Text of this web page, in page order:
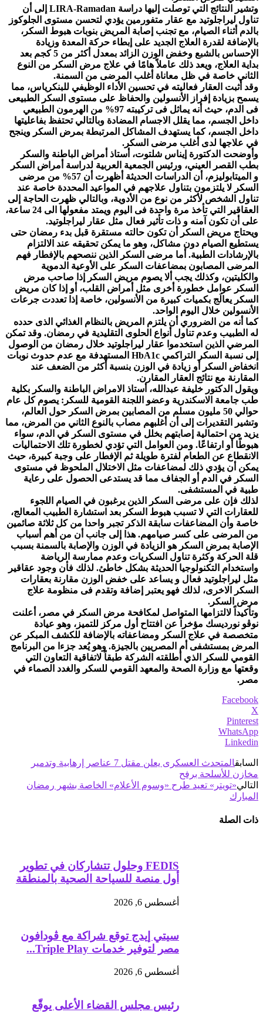
وتشير النتائج التي توصلت إليها دراسة LIRA-Ramadan إلى أن
تناول ليراجلوتيد مع عقار متفورمين يؤدي لتحسن مستوى الجلوكوز
بالدم أثناء الصيام، مع تجنب إصابة المريض بنوبات هبوط السكر،
بالإضافة لقدرة العلاج الجديد على إبطاء حركة المعدة وزيادة
الإحساس بالشبع وخفض الوزن الزائد بمعدل أكثر من 5 كجم بعد
بداية العلاج، ويعد ذلك عاملاً هامًا في علاج مرض السكر من النوع
الثاني خاصة في ظل معاناة أغلب المرضى من السمنة.
وقد أثبت العقار فعاليته في تحسين الأداء الوظيفي للبنكرياس، مما
يسمح بزيادة إفراز الأنسولين والحفاظ على مستوى السكر الطبيعى
فى الدم، حيث أنه يماثل فى تركيبته 97% من الهرمون الطبيعي
داخل الجسم، مما يقلل الاجسام المضادة وبالتالي تحتفظ بفاعليتها
داخل الجسم، كما يستهدف المشاكل المرتبطة بمرض السكر وينجح
في علاجها لدى أغلب مرضى السكر.
وأوضحت الدكتورة إيناس شلتوت، أستاذ أمراض الباطنة والسكر
بطب القصر العيني، ورئيس الجمعية العربية لدراسة أمراض السكر
و الميتابوليزم، أن الدراسات الحديثة أظهرت أن 57% من مرضى
السكر لا يلتزمون بتناول علاجهم في المواعيد المحددة خاصة عند
تناول الشخص لأكثر من نوع من الأدوية، وبالتالي ظهرت الحاجة إلى
العقاقير التي تأخذ مرة واحدة فى اليوم ويمتد مفعولها الى 24 ساعة،
على أن تكون آمنه و ذات تأثير فعال مثل عقار ليراجلوتيد.
ويحتاج مريض السكر أن تكون حالته مستقرة قبل بدء رمضان حتى
يستطيع الصيام دون مشاكل، وهو ما يمكن تحقيقه عند الالتزام
بالإرشادات الطبية. أما مرضى السكر الذين ننصحهم بالإفطار فهم
المرضى المصابون بمضاعفات السكر على الأوعية الدموية
والكليتين، وكذلك يجب ألا يصوم مريض السكر إذا صاحب مرض
السكر عوامل خطورة أخرى مثل أمراض القلب، أو إذا كان مريض
السكر يعالَج بكميات كبيرة من الأنسولين، خاصة إذا تعددت جرعات
الأنسولين خلال اليوم الواحد.
كما أنه من الضروري أن يلتزم المريض بالنظام الغذائي الذى حدده
له الطبيب وعدم تناول أنواع الحلوى التقليدية في رمضان. وقد تمكن
المرضي الذين استخدموا عقار ليراجلوتيد خلال رمضان من الوصول
إلى نسبة السكر التراكمي HbA1c المستهدفة مع عدم حدوث نوبات
انخفاض السكر أو زيادة في الوزن بنسبة أكثر من الضعف عند
المقارنة مع نتائج العقار المقارن.
ويقول الدكتور خليفة عبدالله، أستاذ الامراض الباطنة والسكر بكلية
طب جامعة الاسكندرية وعضو اللجنة القومية للسكر: يصوم كل عام
حوالي 50 مليون مسلم من المصابين بمرض السكر حول العالم،
وتشير التقديرات إلى أن أغلبهم مصاب بالنوع الثاني من المرض، مما
يزيد من احتمالية إصابتهم بخلل في مستوى السكر في الدم، سواء
هبوطًا أو ارتفاعًا. ومن العوامل التي تؤدي لخطورة تلك الاحتماليات
الانقطاع عن الطعام لفترة طويلة ثم الإفطار على وجبة كبيرة، حيث
يمكن أن يؤدي ذلك لمضاعفات مثل الاختلال الملحوظ في مستوى
السكر في الدم أو الجفاف مما قد يستدعى الحصول على رعاية
طبية في المستشفى.
لذلك فإن على مرضى السكر الذين يرغبون في الصيام اللجوء
للعقارات التي لا تسبب هبوط السكر بعد استشارة الطبيب المعالج،
خاصة وأن المضاعفات سابقة الذكر تجبر واحدا من كل ثلاثة صائمين
من المرضى على كسر صيامهم. هذا إلى جانب أن من أهم أسباب
الإصابة بمرض السكر هو الزيادة في الوزن والإصابة بالسمنة بسبب
قلة الحركة وكثرة تناول السكريات وعدم ممارسة الرياضة
واستخدام التكنولوجيا الحديثة بشكل خاطئ. لذلك فأن وجود عقاقير
مثل ليراجلوتيد فعال و يساعد على خفض الوزن مقارنة بعقارات
السكر الاخرى، لذلك فهو يعتبر إضافة وتقدم فى منظومة علاج
مرض السكر.
وتأكيداً لالتزامها المتواصل لمكافحة مرض السكر في مصر، أعلنت
نوڨو نورديسك مؤخراً عن افتتاح أول مركز للتميز، وهو عيادة
متخصصة في علاج السكر ومضاعفاته بالإضافة للكشف المبكر عن
المرض بمستشفى أم المصريين بالجيزة. وهو يُعد جزءا من البرنامج
القومي للسكر الذي أطلقته الشركة طبقاً لاتفاقية التعاون التي
وقعتها مع وزارة الصحة والمعهد القومي للسكر والغدد الصماء في
مصر.
Facebook
X
Pinterest
WhatsApp
Linkedin
السابق
المتحدث العسكرى يعلن مقتل 7 عناصر إرهابية وتدمير
مخازن للأسلحة برفح
التالي«تويتر» تعيد طرح «وسوم الأعلام» الخاصة بشهر رمضان
المبارك
ذات الصلة
FEDIS وحلول تتشاركان في تطوير
أول منصة للسياحة الصحية بالمنطقة
أغسطس 6, 2026
سيتي إيدج توقع شراكة مع ڤودافون
مصر لتوفير خدمات Triple Play...
أغسطس 6, 2026
رئيس مجلس القضاء الأعلى يوقّع